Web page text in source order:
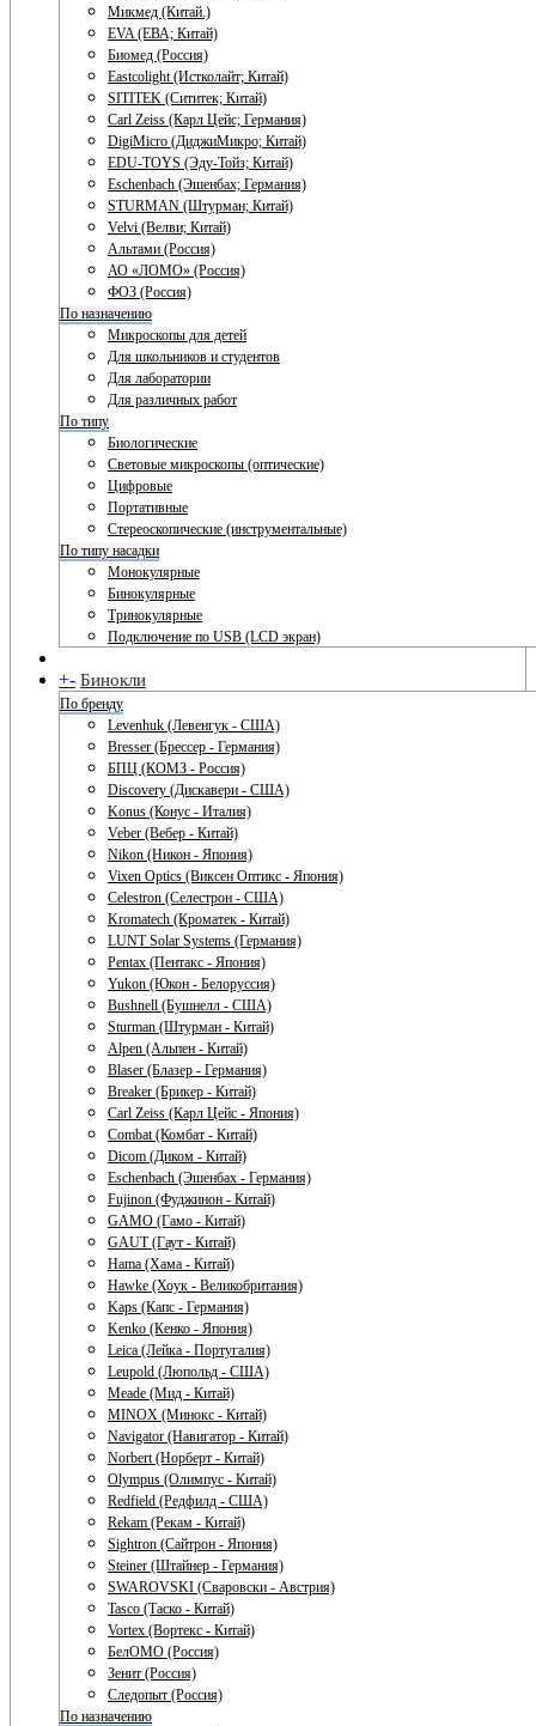
Микмед (Китай.)
EVA (ЕВА; Китай)
Биомед (Россия)
Eastcolight (Истколайт; Китай)
SITITEK (Сититек; Китай)
Carl Zeiss (Карл Цейс; Германия)
DigiMicro (ДиджиМикро; Китай)
EDU-TOYS (Эду-Тойз; Китай)
Eschenbach (Эшенбах; Германия)
STURMAN (Штурман; Китай)
Velvi (Велви; Китай)
Альтами (Россия)
АО «ЛОМО» (Россия)
ФОЗ (Россия)
По назначению
Микроскопы для детей
Для школьников и студентов
Для лаборатории
Для различных работ
По типу
Биологические
Световые микроскопы (оптические)
Цифровые
Портативные
Стереоскопические (инструментальные)
По типу насадки
Монокулярные
Бинокулярные
Тринокулярные
Подключение по USB (LCD экран)
+- Бинокли
По бренду
Levenhuk (Левенгук - США)
Bresser (Брессер - Германия)
БПЦ (КОМЗ - Россия)
Discovery (Дискавери - США)
Konus (Конус - Италия)
Veber (Вебер - Китай)
Nikon (Никон - Япония)
Vixen Optics (Виксен Оптикс - Япония)
Celestron (Селестрон - США)
Kromatech (Кроматек - Китай)
LUNT Solar Systems (Германия)
Pentax (Пентакс - Япония)
Yukon (Юкон - Белоруссия)
Bushnell (Бушнелл - США)
Sturman (Штурман - Китай)
Alpen (Альпен - Китай)
Blaser (Блазер - Германия)
Breaker (Брикер - Китай)
Carl Zeiss (Карл Цейс - Япония)
Combat (Комбат - Китай)
Dicom (Диком - Китай)
Eschenbach (Эшенбах - Германия)
Fujinon (Фуджинон - Китай)
GAMO (Гамо - Китай)
GAUT (Гаут - Китай)
Hama (Хама - Китай)
Hawke (Хоук - Великобритания)
Kaps (Капс - Германия)
Kenko (Кенко - Япония)
Leica (Лейка - Португалия)
Leupold (Люпольд - США)
Meade (Мид - Китай)
MINOX (Минокс - Китай)
Navigator (Навигатор - Китай)
Norbert (Норберт - Китай)
Olympus (Олимпус - Китай)
Redfield (Редфилд - США)
Rekam (Рекам - Китай)
Sightron (Сайтрон - Япония)
Steiner (Штайнер - Германия)
SWAROVSKI (Сваровски - Австрия)
Tasco (Таско - Китай)
Vortex (Вортекс - Китай)
БелОМО (Россия)
Зенит (Россия)
Следопыт (Россия)
По назначению